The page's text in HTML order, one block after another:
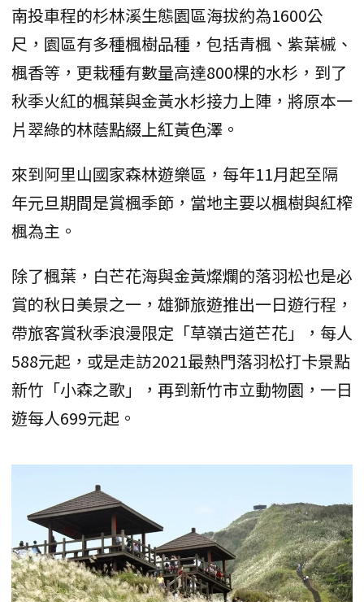
南投車程的杉林溪生態園區海拔約為1600公
尺，園區有多種楓樹品種，包括青楓、紫葉槭、
楓香等，更栽種有數量高達800棵的水杉，到了
秋季火紅的楓葉與金黃水杉接力上陣，將原本一
片翠綠的林蔭點綴上紅黃色澤。
來到阿里山國家森林遊樂區，每年11月起至隔
年元旦期間是賞楓季節，當地主要以楓樹與紅榨
楓為主。
除了楓葉，白芒花海與金黃燦爛的落羽松也是必
賞的秋日美景之一，雄獅旅遊推出一日遊行程，
帶旅客賞秋季浪漫限定「草嶺古道芒花」，每人
588元起，或是走訪2021最熱門落羽松打卡景點
新竹「小森之歌」，再到新竹市立動物園，一日
遊每人699元起。